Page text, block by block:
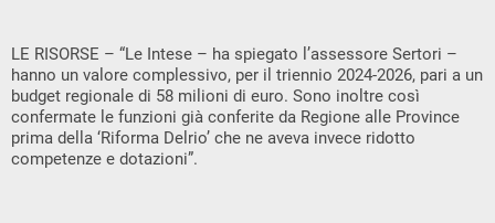
LE RISORSE – “Le Intese – ha spiegato l’assessore Sertori –
hanno un valore complessivo, per il triennio 2024-2026, pari a un
budget regionale di 58 milioni di euro. Sono inoltre così
confermate le funzioni già conferite da Regione alle Province
prima della ‘Riforma Delrio’ che ne aveva invece ridotto
competenze e dotazioni”.